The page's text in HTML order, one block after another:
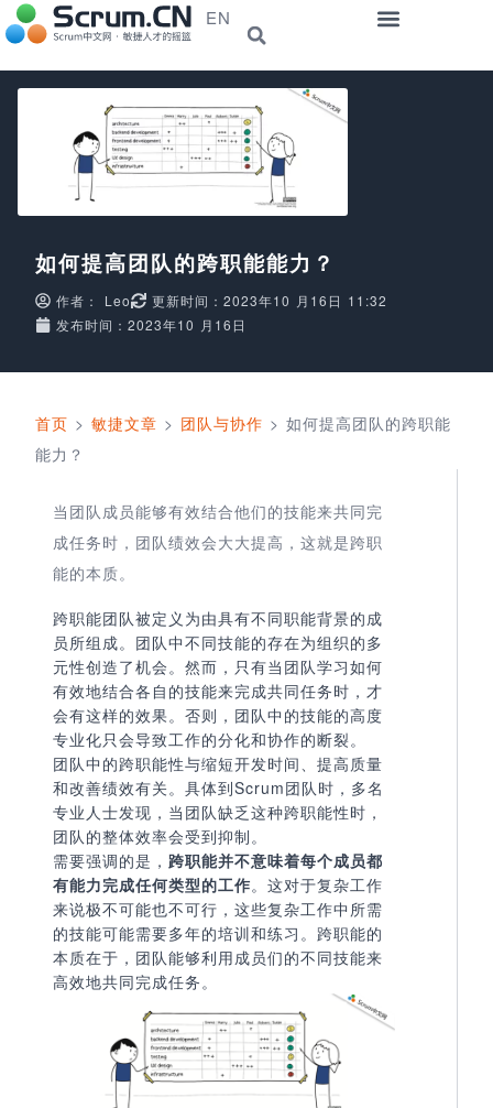
EN
如何提高团队的跨职能能力？
作者： Leo
更新时间：2023年10 月16日 11:32
发布时间：2023年10 月16日
首页 > 敏捷文章 > 团队与协作 > 如何提高团队的跨职能
能力？
当团队成员能够有效结合他们的技能来共同完
成任务时，团队绩效会大大提高，这就是跨职
能的本质。
跨职能团队被定义为由具有不同职能背景的成
员所组成。团队中不同技能的存在为组织的多
元性创造了机会。然而，只有当团队学习如何
有效地结合各自的技能来完成共同任务时，才
会有这样的效果。否则，团队中的技能的高度
专业化只会导致工作的分化和协作的断裂。
团队中的跨职能性与缩短开发时间、提高质量
和改善绩效有关。具体到Scrum团队时，多名
专业人士发现，当团队缺乏这种跨职能性时，
团队的整体效率会受到抑制。
需要强调的是， 跨职能并不意味着每个成员都
有能力完成任何类型的工作。这对于复杂工作
来说极不可能也不可行，这些复杂工作中所需
的技能可能需要多年的培训和练习。跨职能的
本质在于，团队能够利用成员们的不同技能来
高效地共同完成任务。